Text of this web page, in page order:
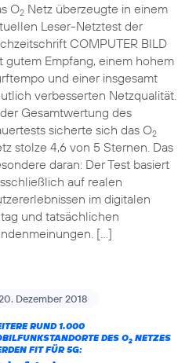
O2Netz überzeugte in einem
Leser-Netztest der
COMPUTER BILD
gutem Empfang, einem hohem
und einer insgesamt
verbesserten Netzqualität.
Gesamtwertung des
sicherte sich das O2
stolze 4,6 von 5 Sternen. Das
daran: Der Test basiert
auf realen
im digitalen
und tatsächlichen
[…]
Dezember 2018
RUND 1.000
DES O2NETZES
FIT FÜR 5G: